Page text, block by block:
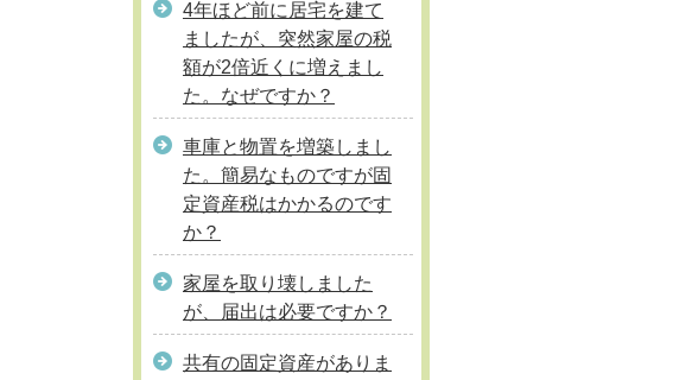
4年ほど前に居宅を建て
ましたが、突然家屋の税
額が2倍近くに増えまし
た。なぜですか？
車庫と物置を増築しまし
た。簡易なものですが固
定資産税はかかるのです
か？
家屋を取り壊しました
が、届出は必要ですか？
共有の固定資産がありま